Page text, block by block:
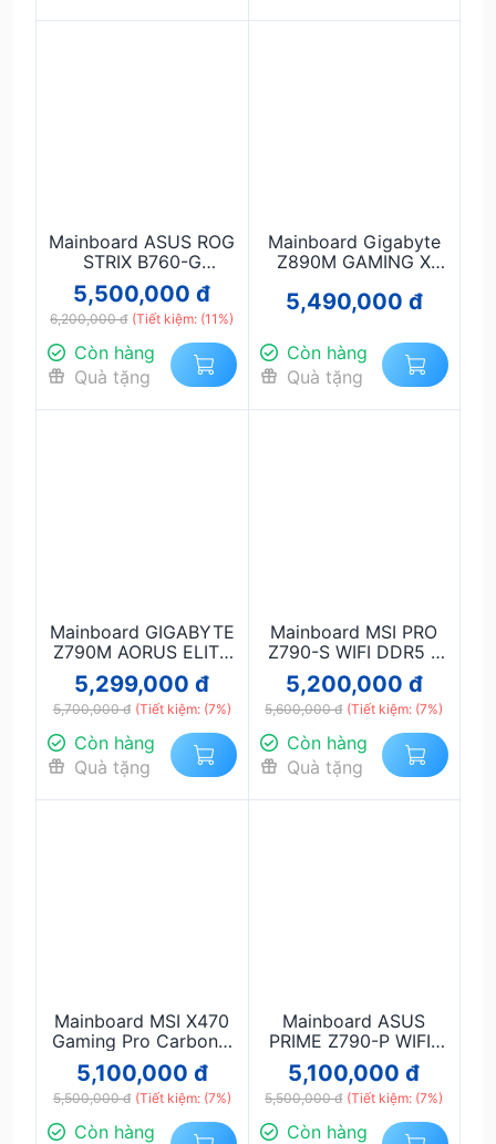
Mainboard ASUS ROG
STRIX B760-G
GAMING WIFI DDR5 –
Hiệu năng gaming
mạnh mẽ, WiFi 6,
chuẩn DDR5
5,500,000 đ
6,200,000 đ (Tiết kiệm: (11%)
Còn hàng
Quà tặng
Mainboard Gigabyte
Z890M GAMING X
mẽ, PCIe 5.0, hỗ trợ
5,490,000 đ
Còn hàng
Quà tặng
Mainboard GIGABYTE
Z790M AORUS ELITE
AX DDR5 – mATX,
LGA1700, DDR5, WiFi
6E + Bluetooth + PCIe
5.0
5,299,000 đ
5,700,000 đ (Tiết kiệm: (7%)
Còn hàng
Quà tặng
Mainboard MSI PRO
Z790-S WIFI DDR5 –
Hiệu năng mạnh mẽ,
hỗ trợ Intel Gen 12–14,
WiFi 6E
5,200,000 đ
5,600,000 đ (Tiết kiệm: (7%)
Còn hàng
Quà tặng
Mainboard MSI X470
Gaming Pro Carbon –
Hiệu năng mạnh, RGB
Mystic Light, hỗ trợ
Ryzen đa nhiệm
5,100,000 đ
5,500,000 đ (Tiết kiệm: (7%)
Còn hàng
Mainboard ASUS
PRIME Z790-P WIFI-
CSM DDR5 – Hiệu
năng mạnh, WiFi 6, hỗ
trợ Intel Gen 12–14
5,100,000 đ
5,500,000 đ (Tiết kiệm: (7%)
Còn hàng